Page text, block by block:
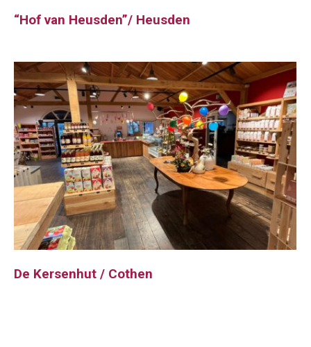
“Hof van Heusden”/ Heusden
De Kersenhut / Cothen